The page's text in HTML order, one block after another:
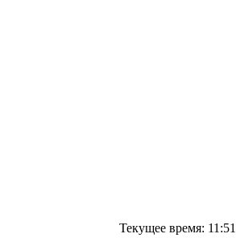
Текущее время: 11:51